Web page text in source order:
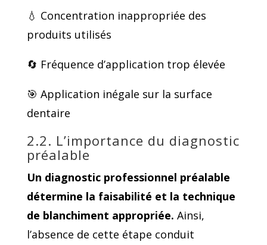
💧 Concentration inappropriée des
produits utilisés
🔄 Fréquence d’application trop élevée
🎯 Application inégale sur la surface
dentaire
2.2. L’importance du diagnostic
préalable
Un diagnostic professionnel préalable
détermine la faisabilité et la technique
de blanchiment appropriée. Ainsi,
l’absence de cette étape conduit